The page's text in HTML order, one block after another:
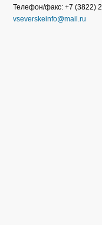
Телефон/факс: +7 (3822)
vseverskeinfo@mail.ru